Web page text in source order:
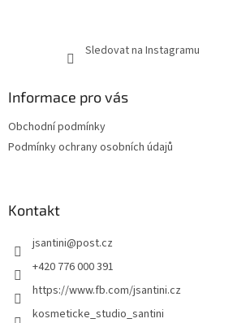
Sledovat na Instagramu
Informace pro vás
Obchodní podmínky
Podmínky ochrany osobních údajů
Kontakt
jsantini@post.cz
+420 776 000 391
https://www.fb.com/jsantini.cz
kosmeticke_studio_santini